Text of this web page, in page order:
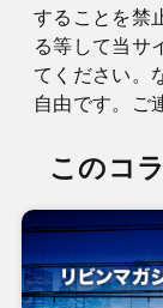
することを禁
る等して当サ
てください。
自由です。ご
このコ